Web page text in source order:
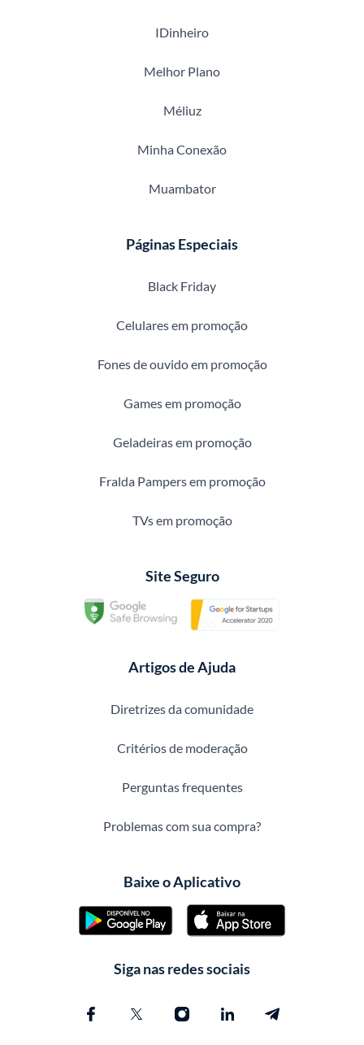
IDinheiro
Melhor Plano
Méliuz
Minha Conexão
Muambator
Páginas Especiais
Black Friday
Celulares em promoção
Fones de ouvido em promoção
Games em promoção
Geladeiras em promoção
Fralda Pampers em promoção
TVs em promoção
Site Seguro
Artigos de Ajuda
Diretrizes da comunidade
Critérios de moderação
Perguntas frequentes
Problemas com sua compra?
Baixe o Aplicativo
Siga nas redes sociais